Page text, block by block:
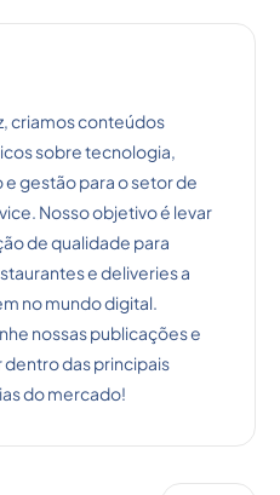
criamos conteúdos
sobre tecnologia,
e gestão para o setor de
Nosso objetivo é levar
de qualidade para
e deliveries a
no mundo digital.
nossas publicações e
dentro das principais
do mercado!